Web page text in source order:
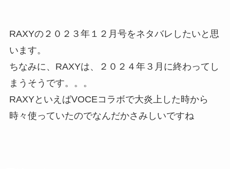
RAXYの２０２３年１２月号をネタバレしたいと思
います。
ちなみに、RAXYは、２０２４年３月に終わってし
まうそうです。。。
RAXYといえばVOCEコラボで大炎上した時から
時々使っていたのでなんだかさみしいですね